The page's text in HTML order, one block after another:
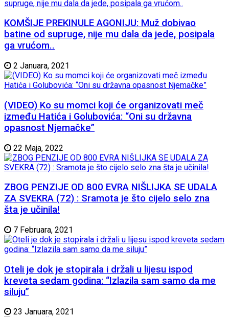
KOMŠIJE PREKINULE AGONIJU: Muž dobivao
batine od supruge, nije mu dala da jede, posipala
ga vrućom..
2 Januara, 2021
(VIDEO) Ko su momci koji će organizovati meč
između Hatića i Golubovića: “Oni su državna
opasnost Njemačke”
22 Maja, 2022
ZBOG PENZIJE OD 800 EVRA NIŠLIJKA SE UDALA
ZA SVEKRA (72) : Sramota je što cijelo selo zna
šta je učinila!
7 Februara, 2021
Oteli je dok je stopirala i držali u lijesu ispod
kreveta sedam godina: “Izlazila sam samo da me
siluju”
23 Januara, 2021